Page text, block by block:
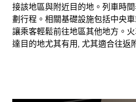
接該地區與附近目的地。列車時
劃行程。相關基礎設施包括中央
讓乘客輕鬆前往地區其他地方。
達目的地尤其有用, 尤其適合往返